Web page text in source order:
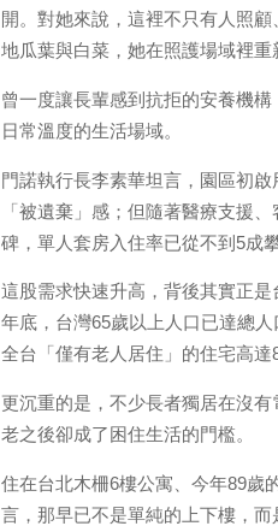
開。對她來說，這裡不只有人照
地瓜葉與白菜，她在照護場域裡
曾一度讓長輩感到抗拒的安養機
日常溫度的生活場域。
門諾執行長李素華坦言，園區初
「被遺棄」感；但隨著醫療支援
碑，單人套房入住率已從不到5成
這股需求快速升高，背後其實正
年底，台灣65歲以上人口已達總
全台「僅有老人居住」的住宅高
更沉重的是，不少長者獨居在沒
老之後卻成了困住生活的門檻。
住在台北木柵6樓公寓、今年89歲
言，那早已不是單純的上下樓，